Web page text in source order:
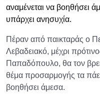
αναμένεται να βοηθήσει
υπάρχει ανησυχία.
Πέραν από παικταράς ο
Λεβαδειακό, μέχρι
Παπαδόπουλο, θα τον
θέμα προσαρμογής τα
βοηθήσει άμεσα.